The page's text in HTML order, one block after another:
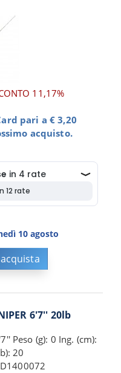
11,17%
pari a € 3,20
acquisto.
10 agosto
acquista
6'7'' 20lb
Peso (g): 0 Ing. (cm):
20